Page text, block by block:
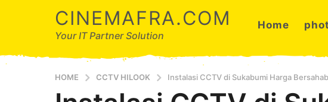
CINEMAFRA.COM
Your IT Partner Solution
Home
HOME CCTV HILOOK Instalasi CCTV di Sukabumi Harga
5